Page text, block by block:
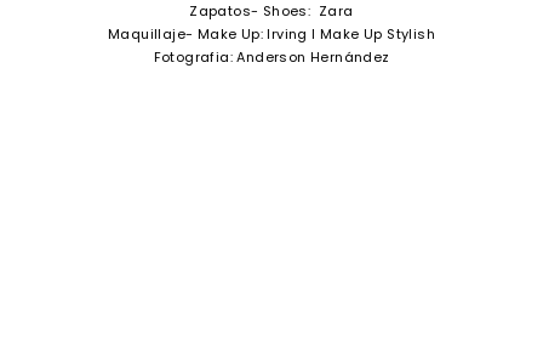
Zapatos- Shoes: Zara
Maquillaje- Make Up: Irving I Make Up Stylish
Fotografia: Anderson Hernández